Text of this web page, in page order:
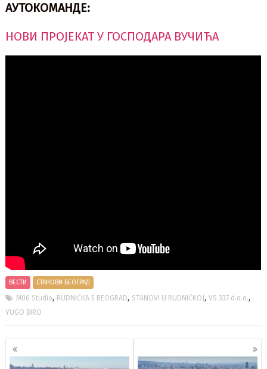
АУТОКОМАНДЕ:
НОВИ ПРОЈЕКАТ У ГОСПОДАРА ВУЧИЋА
ВЕСТИ СТАНОВИ БЕОГРАД
M06 Studio, RUDNIČKA 5 BEOGRAD, STANOVI U RUDNIČKOJ,VS 337 d.o.o.,
YUGO BIRO
Кретање
чланака